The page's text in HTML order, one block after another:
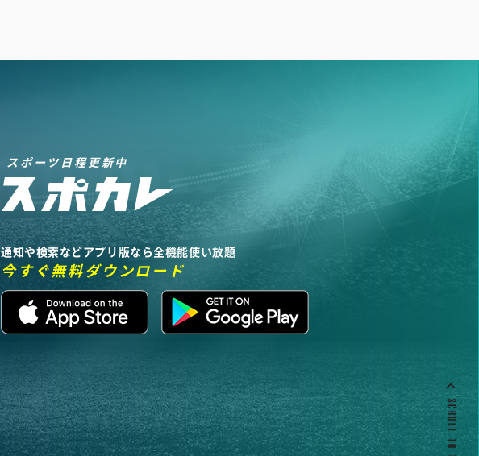
スポーツ日程更新中
通知や検索などアプリ版なら全機能使い放題
今すぐ無料ダウンロード
SCROLL TO TOP